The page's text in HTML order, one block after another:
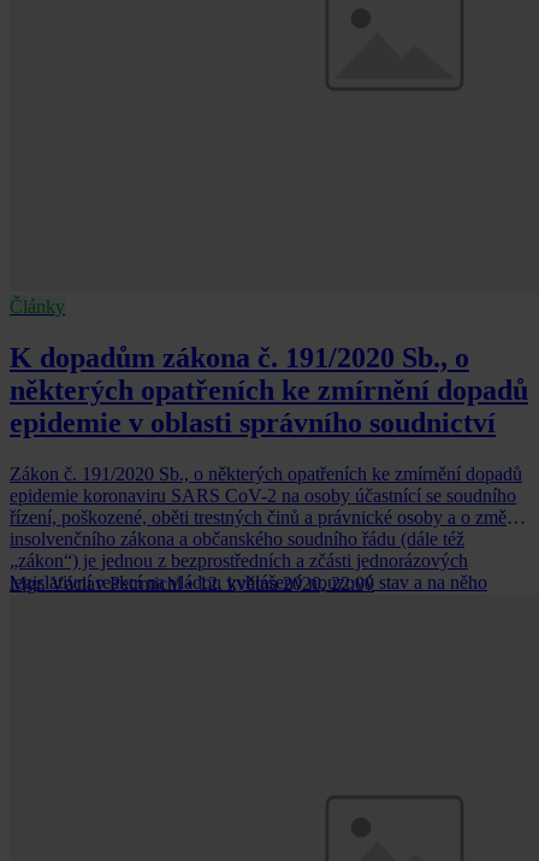
Články
K dopadům zákona č. 191/2020 Sb., o
některých opatřeních ke zmírnění dopadů
epidemie v oblasti správního soudnictví
Zákon č. 191/2020 Sb., o některých opatřeních ke zmírnění dopadů
epidemie koronaviru SARS CoV-2 na osoby účastnící se soudního
řízení, poškozené, oběti trestných činů a právnické osoby a o změně
insolvenčního zákona a občanského soudního řádu (dále též
„zákon“) je jednou z bezprostředních a zčásti jednorázových
legislativní reakcí na vládou vyhlášený nouzový stav a na něho
Mgr. Václav Petrmichl • 12. května 2020, 22:00